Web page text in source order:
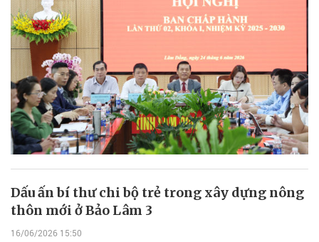
Dấu ấn bí thư chi bộ trẻ trong xây dựng nông
thôn mới ở Bảo Lâm 3
16/06/2026 15:50